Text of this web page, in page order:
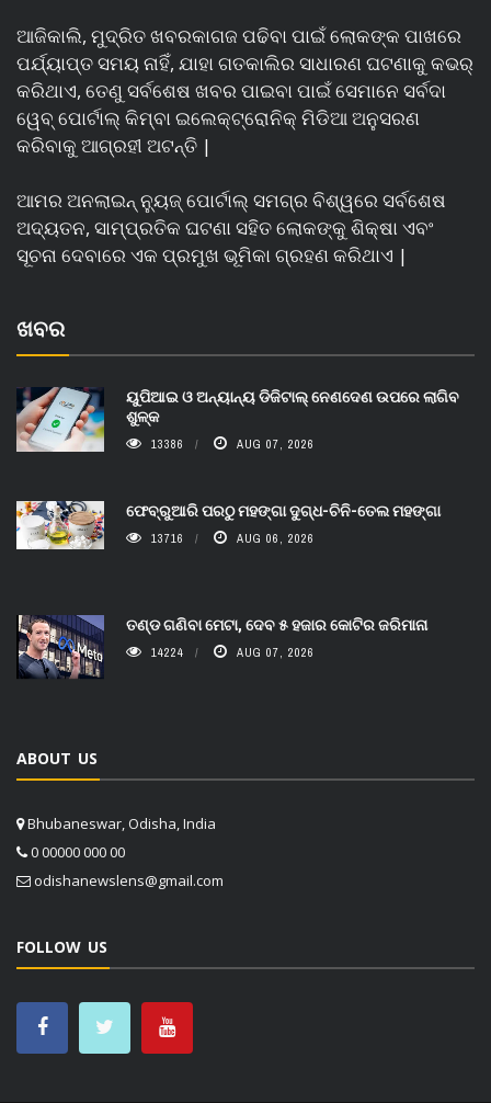
ଆଜିକାଲି, ମୁଦ୍ରିତ ଖବରକାଗଜ ପଢିବା ପାଇଁ ଲୋକଙ୍କ ପାଖରେ
ପର୍ଯ୍ୟାପ୍ତ ସମୟ ନାହିଁ, ଯାହା ଗତକାଲିର ସାଧାରଣ ଘଟଣାକୁ କଭର୍
କରିଥାଏ, ତେଣୁ ସର୍ବଶେଷ ଖବର ପାଇବା ପାଇଁ ସେମାନେ ସର୍ବଦା
ୱେବ୍ ପୋର୍ଟାଲ୍ କିମ୍ବା ଇଲେକ୍ଟ୍ରୋନିକ୍ ମିଡିଆ ଅନୁସରଣ
କରିବାକୁ ଆଗ୍ରହୀ ଅଟନ୍ତି |
ଆମର ଅନଲାଇନ୍ ନ୍ୟୁଜ୍ ପୋର୍ଟାଲ୍ ସମଗ୍ର ବିଶ୍ୱରେ ସର୍ବଶେଷ
ଅଦ୍ୟତନ, ସାମ୍ପ୍ରତିକ ଘଟଣା ସହିତ ଲୋକଙ୍କୁ ଶିକ୍ଷା ଏବଂ
ସୂଚନା ଦେବାରେ ଏକ ପ୍ରମୁଖ ଭୂମିକା ଗ୍ରହଣ କରିଥାଏ |
ଖବର
ୟୁପିଆଇ ଓ ଅନ୍ୟାନ୍ୟ ଡିଜିଟାଲ୍ ନେଣଦେଣ ଉପରେ ଲାଗିବ
ଶୁଳ୍କ
13386 AUG 07, 2026
ଫେବ୍ରୁଆରି ପରଠୁ ମହଙ୍ଗା ଦୁଗ୍ଧ-ଚିନି-ତେଲ ମହଙ୍ଗା
13716 AUG 06, 2026
ତଣ୍ଡ ଗଣିବା ମେଟା, ଦେବ ୫ ହଜାର କୋଟିର ଜରିମାନା
14224 AUG 07, 2026
ABOUT US
Bhubaneswar, Odisha, India
0 00000 000 00
odishanewslens@gmail.com
FOLLOW US